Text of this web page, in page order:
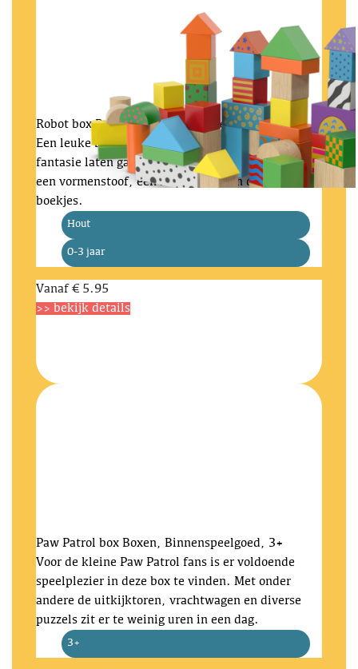
Robot box Boxen, Binnenspeelgoed, 0-3 jaar
Een leuke box, met de blokkenkar kun je je
fantasie laten gaan afwisselend met o.a. puzzels,
een vormenstoof, een hamertafel, en diverse
boekjes.
Hout
0-3 jaar
Vanaf € 5.95
>> bekijk details
Paw Patrol box Boxen, Binnenspeelgoed, 3+
Voor de kleine Paw Patrol fans is er voldoende
speelplezier in deze box te vinden. Met onder
andere de uitkijktoren, vrachtwagen en diverse
puzzels zit er te weinig uren in een dag.
3+